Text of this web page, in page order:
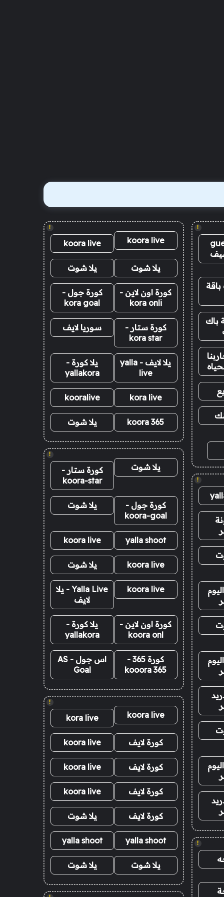
!
باك
!
!
!
koora live
koora live
يلا شوت يلا شوت
كورة اون لاين -
kora onli
كورة جول -
kora goal
كورة ستار -
kora star
سوريا لايف
يلا لايف - yalla
live
يلا كورة -
yallakora
kora live
kooralive
koora 365 يلا شوت
!
يلا شوت
كورة ستار -
koora-star
كورة جول -
koora-goal
يلا شوت
yalla shoot
koora live
koora live يلا شوت
koora live
Yalla Live - يلا
لايف
كورة اون لاين -
koora onl
يلا كورة -
yallakora
كورة 365 -
kooora 365
اس جول - AS
Goal
!
koora live
kora live
كورة لايف koora live
كورة لايف koora live
كورة لايف koora live
كورة لايف يلا شوت
yalla shoot
yalla shoot
يلا شوت يلا شوت